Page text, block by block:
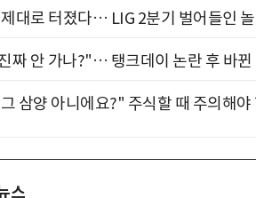
대로 터졌다… LIG 2분기 벌어들인
짜 안 가나?"… 탱크데이 논란 후 바뀐
삼양 아니에요?" 주식할 때 주의해야
스